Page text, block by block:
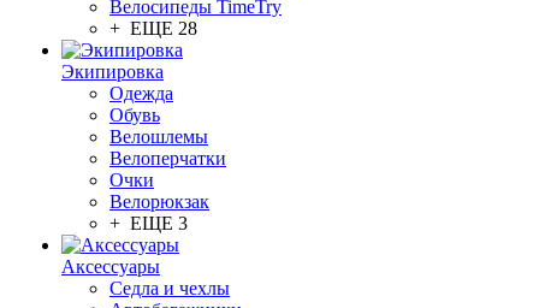
Велосипеды TimeTry
+ ЕЩЕ 28
Экипировка
Одежда
Обувь
Велошлемы
Велоперчатки
Очки
Велорюкзак
+ ЕЩЕ 3
Аксессуары
Седла и чехлы